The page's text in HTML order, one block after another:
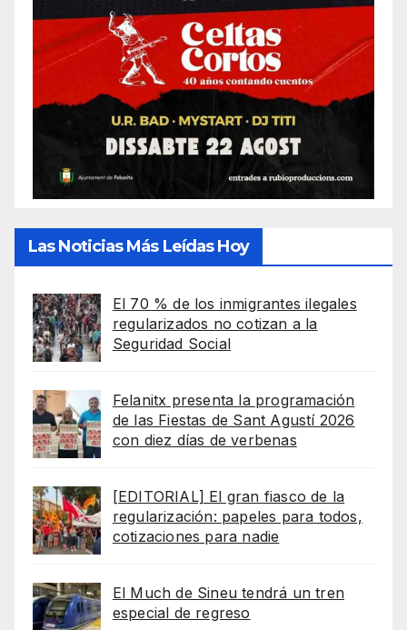
Las Noticias Más Leídas Hoy
El 70 % de los inmigrantes ilegales
regularizados no cotizan a la
Seguridad Social
Felanitx presenta la programación
de las Fiestas de Sant Agustí 2026
con diez días de verbenas
[EDITORIAL] El gran fiasco de la
regularización: papeles para todos,
cotizaciones para nadie
El Much de Sineu tendrá un tren
especial de regreso